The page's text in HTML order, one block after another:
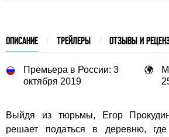
ОПИСАНИЕ ТРЕЙЛЕРЫ ОТЗЫВЫ И
Премьера в России: 3
октября 2019
Выйдя из тюрьмы, Егор
решает податься в деревню, где